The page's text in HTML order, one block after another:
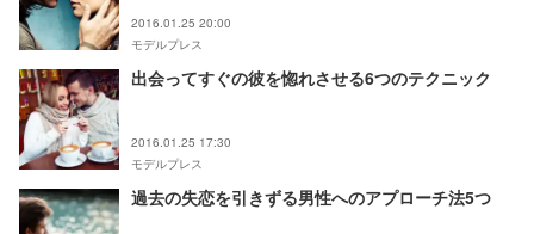
2016.01.25 20:00
モデルプレス
出会ってすぐの彼を惚れさせる6つのテクニック
2016.01.25 17:30
モデルプレス
過去の失恋を引きずる男性へのアプローチ法5つ